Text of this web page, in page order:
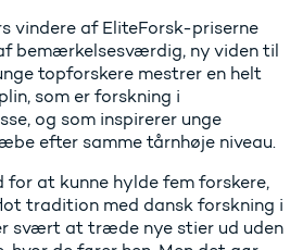
vindere af EliteForsk-priserne
bemærkelsesværdig, ny viden til
topforskere mestrer en helt
som er forskning i
og som inspirerer unge
efter samme tårnhøje niveau.
at kunne hylde fem forskere,
tradition med dansk forskning i
svært at træde nye stier ud uden